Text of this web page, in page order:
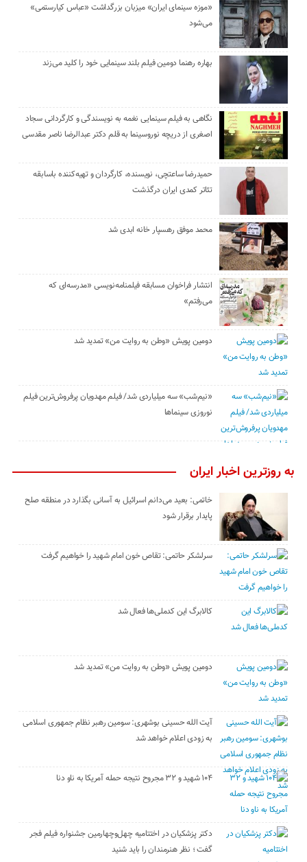
«موزه سینمای ایران» میزبان بزرگداشت «عباس کیارستمی»
می‌شود
بهاره رهنما دومین فیلم بلند سینمایی خود را کلید می‌زند
نگاهی به فیلم سینمایی نغمه به نویسندگی و کارگردانی سجاد
اصغری از دریچه نوروسینما به قلم دکتر عبدالرضا ناصر مقدسی
حمیدرضا ساعتچی، نویسنده، کارگردان و تهیه‌کننده باسابقه
تئاتر کمدی ایران درگذشت
محمد موفق رهسپار خانه ابدی شد
انتشار فراخوان مسابقه فیلمنامه‌نویسی «مدرسه‌ای که
می‌رفتم»
دومین پویش «وطن به روایت من» تمدید شد
«نیم‌شب» سه میلیاردی شد/ فیلم مهدویان پرفروش‌ترین فیلم
نوروزی سینماها
به روزترین اخبار ایران
خاتمی: بعید می‌دانم اسرائیل به آسانی بگذارد در منطقه صلح
پایدار برقرار شود
سرلشکر حاتمی: تقاص خون امام شهید را خواهیم گرفت
کالابرگ این کدملی‌ها فعال شد
دومین پویش «وطن به روایت من» تمدید شد
آیت الله حسینی بوشهری: سومین رهبر نظام جمهوری اسلامی
به زودی اعلام خواهد شد
۱۰۴ شهید و ۳۲ مجروح نتیجه حمله آمریکا به ناو دنا
دکتر پزشکیان در اختتامیه چهل‌وچهارمین جشنواره فیلم فجر
گفت ؛ نظر هنرمندان را باید شنید